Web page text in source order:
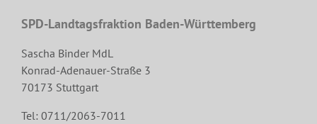
SPD-Landtagsfraktion Baden-Württemberg
Sascha Binder MdL
Konrad-Adenauer-Straße 3
70173 Stuttgart
Tel: 0711/2063-7011